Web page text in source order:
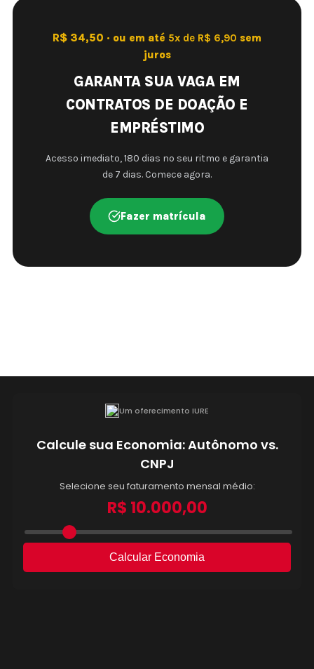
R$ 34,50 · ou em até 5x de R$ 6,90 sem
juros
GARANTA SUA VAGA EM
CONTRATOS DE DOAÇÃO E
EMPRÉSTIMO
Acesso imediato, 180 dias no seu ritmo e garantia
de 7 dias. Comece agora.
Fazer matrícula